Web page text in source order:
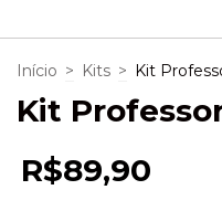
Início > Kits > Kit
Kit
R$89,90